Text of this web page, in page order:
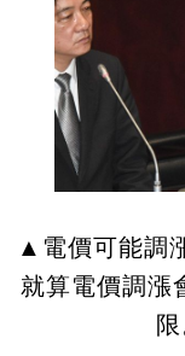
▲電價可能調
就算電價調漲